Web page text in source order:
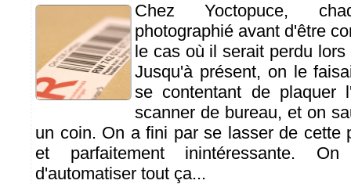
Chez Yoctopuce,
photographié avant d'être
le cas où il serait perdu
Jusqu'à présent, on le
se contentant de plaquer
scanner de bureau, et on
un coin. On a fini par se lasser de cette
et parfaitement inintéressante.
d'automatiser tout ça...